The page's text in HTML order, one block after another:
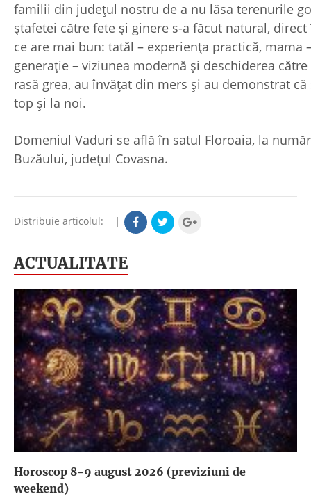
familii din județul nostru de a nu lăsa terenurile
ștafetei către fete și ginere s-a făcut natural,
ce are mai bun: tatăl – experiența practică, mama
generație – viziunea modernă și deschiderea
rasă grea, au învățat din mers și au demonstrat
top și la noi.
Domeniul Vaduri se află în satul Floroaia, la
Buzăului, județul Covasna.
Distribuie articolul: |
ACTUALITATE
Horoscop 8-9 august 2026 (previziuni de
weekend)